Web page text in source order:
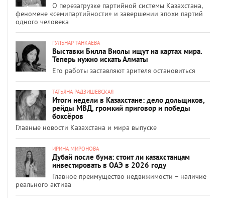
О перезагрузке партийной системы Казахстана,
феномене «семипартийности» и завершении эпохи партий
одного человека
ГУЛЬНАР ТАНКАЕВА
Выставки Билла Виолы ищут на картах мира.
Теперь нужно искать Алматы
Его работы заставляют зрителя остановиться
ТАТЬЯНА РАДЗИШЕВСКАЯ
Итоги недели в Казахстане: дело дольщиков,
рейды МВД, громкий приговор и победы
боксёров
Главные новости Казахстана и мира выпуске
ИРИНА МИРОНОВА
Дубай после бума: стоит ли казахстанцам
инвестировать в ОАЭ в 2026 году
Главное преимущество недвижимости – наличие
реального актива